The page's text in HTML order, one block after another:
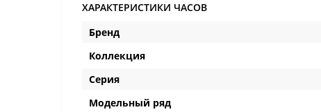
ХАРАКТЕРИСТИКИ ЧАСОВ
Бренд
Коллекция
Серия
Модельный ряд